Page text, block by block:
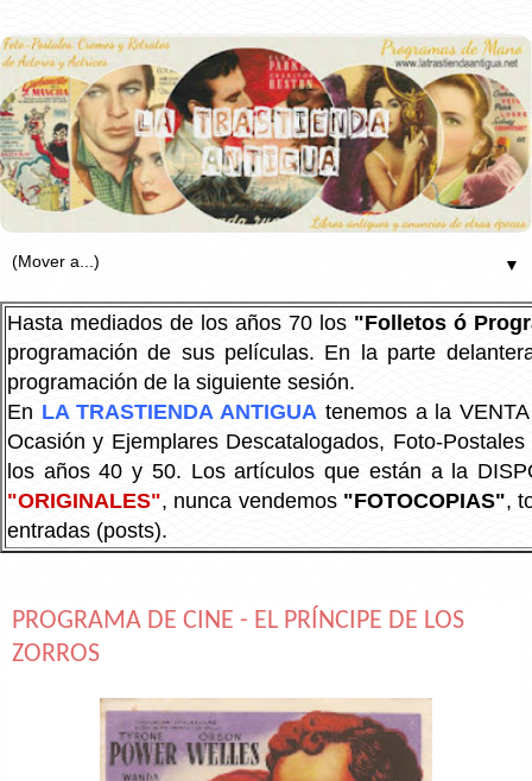
▼
Hasta mediados de los años 70 los "Folletos ó
programación de sus películas. En la parte
programación de la siguiente sesión.
En LA TRASTIENDA ANTIGUA tenemos a la
Ocasión y Ejemplares Descatalogados, Foto-
los años 40 y 50. Los artículos que están a la
"ORIGINALES", nunca vendemos "FOTOCOPIAS",
entradas (posts).
PROGRAMA DE CINE - EL PRÍNCIPE DE LOS
ZORROS